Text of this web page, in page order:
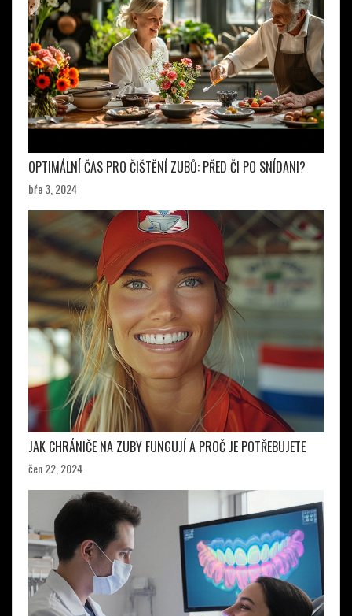
OPTIMÁLNÍ ČAS PRO ČIŠTĚNÍ ZUBŮ: PŘED ČI PO SNÍDANI?
bře 3, 2024
JAK CHRÁNIČE NA ZUBY FUNGUJÍ A PROČ JE POTŘEBUJETE
čen 22, 2024